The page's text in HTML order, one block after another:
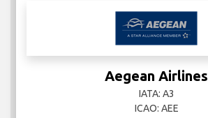
Aegean Airlines
IATA: A3
ICAO: AEE